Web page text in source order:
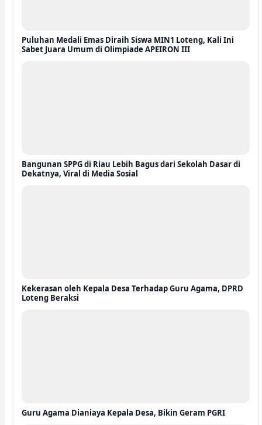
Puluhan Medali Emas Diraih Siswa MIN1 Loteng, Kali Ini
Sabet Juara Umum di Olimpiade APEIRON III
Bangunan SPPG di Riau Lebih Bagus dari Sekolah Dasar di
Dekatnya, Viral di Media Sosial
Kekerasan oleh Kepala Desa Terhadap Guru Agama, DPRD
Loteng Beraksi
Guru Agama Dianiaya Kepala Desa, Bikin Geram PGRI